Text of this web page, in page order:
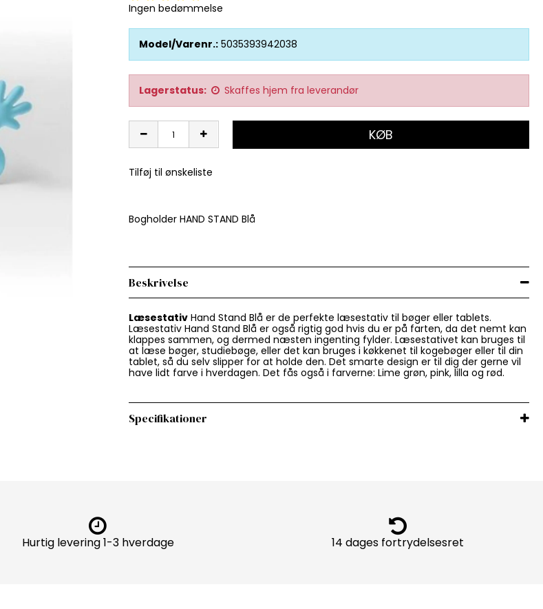
Ingen bedømmelse
Model/Varenr.: 5035393942038
Lagerstatus: Skaffes hjem fra leverandør
KØB
Tilføj til ønskeliste
Bogholder HAND STAND Blå
Beskrivelse
Læsestativ Hand Stand Blå er de perfekte læsestativ til bøger eller tablets.
Læsestativ Hand Stand Blå er også rigtig god hvis du er på farten, da det nemt kan
klappes sammen, og dermed næsten ingenting fylder. Læsestativet kan bruges til
at læse bøger, studiebøge, eller det kan bruges i køkkenet til kogebøger eller til din
tablet, så du selv slipper for at holde den. Det smarte design er til dig der gerne vil
have lidt farve i hverdagen. Det fås også i farverne: Lime grøn, pink, lilla og rød.
Specifikationer
Hurtig levering 1-3 hverdage 14 dages fortrydelsesret